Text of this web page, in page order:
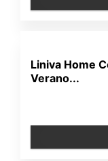
Liniva Home
Verano...